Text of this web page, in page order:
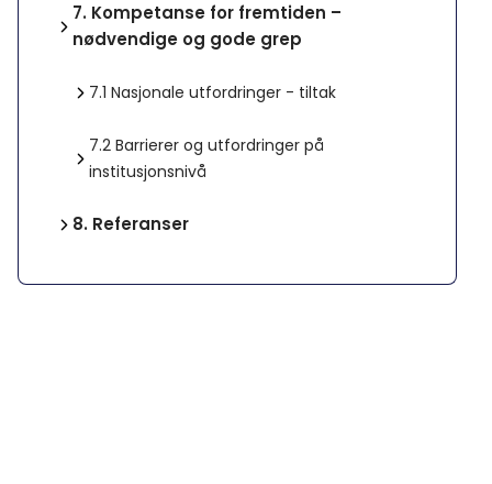
7. Kompetanse for fremtiden –
nødvendige og gode grep
7.1 Nasjonale utfordringer - tiltak
7.2 Barrierer og utfordringer på
institusjonsnivå
8. Referanser